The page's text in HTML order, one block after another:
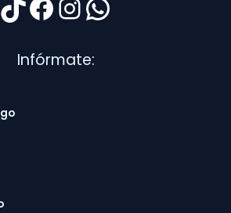
Infórmate: